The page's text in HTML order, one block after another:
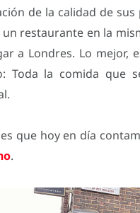
de la calidad de
restaurante en la
a Londres. Lo mejor,
Toda la comida que
que hoy en día
.